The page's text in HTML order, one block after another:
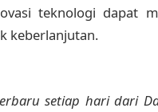
teknologi dapat
keberlanjutan.
setiap hari dari